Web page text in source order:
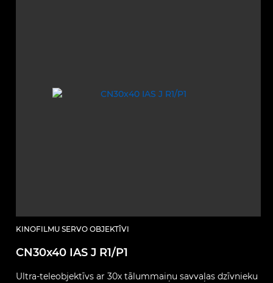
KINOFILMU SERVO OBJEKTĪVI
CN30x40 IAS J R1/P1
Ultra‑teleobjektīvs ar 30x tālummaiņu savvaļas dzīvnieku